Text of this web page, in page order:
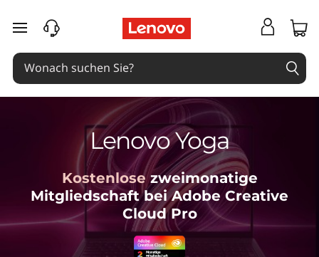
zum Hauptinhalt springen
Lenovo Yoga
Kostenlose zweimonatige
Mitgliedschaft bei Adobe Creative
Cloud Pro